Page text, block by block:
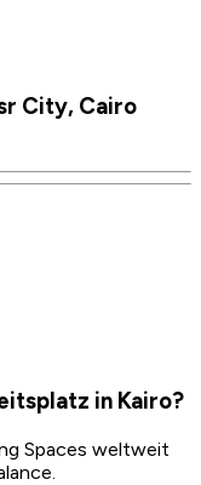
City, Cairo
in Kairo?
Spaces weltweit